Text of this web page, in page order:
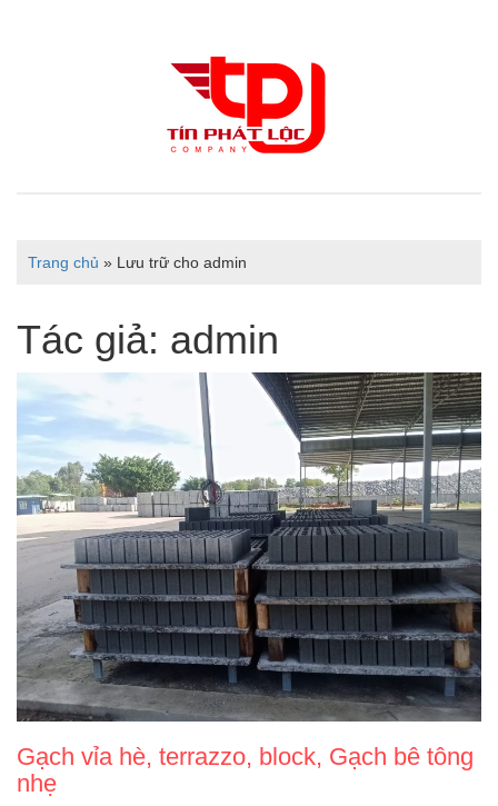
Trang chủ » Lưu trữ cho admin
Tác giả: admin
Gạch vỉa hè, terrazzo, block, Gạch bê tông
nhẹ